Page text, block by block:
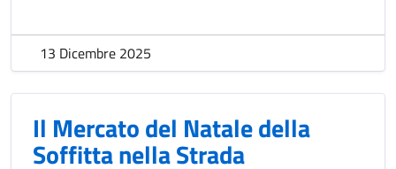
13 Dicembre 2025
Il Mercato del Natale della
Soffitta nella Strada